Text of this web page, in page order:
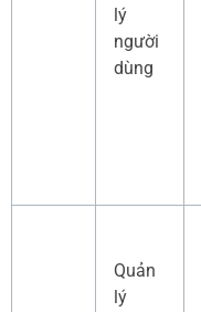
lý
người
dùng
Quản
lý